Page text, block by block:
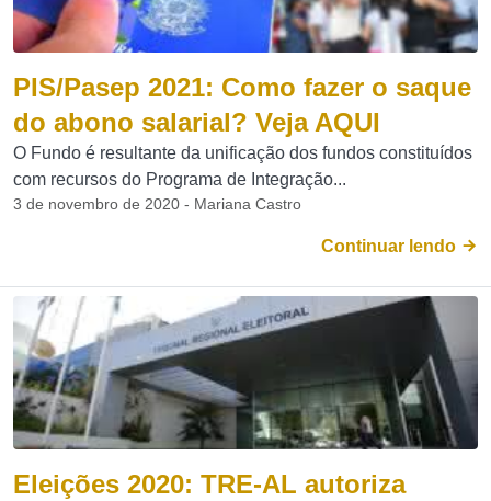
PIS/Pasep 2021: Como fazer o saque
do abono salarial? Veja AQUI
O Fundo é resultante da unificação dos fundos constituídos
com recursos do Programa de Integração...
3 de novembro de 2020 - Mariana Castro
Continuar lendo
Eleições 2020: TRE-AL autoriza